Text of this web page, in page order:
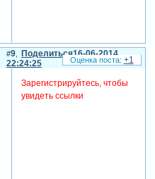
Поделиться
9
16-06-2014
22:24:25
Зарегистрируйтесь, чтобы
увидеть ссылки
+1